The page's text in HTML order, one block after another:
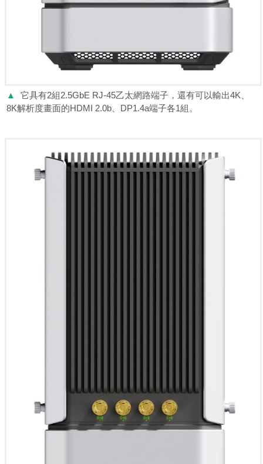
▲
它具有2組2.5GbE RJ-45乙太網路端子，還有可以輸出4K、
8K解析度畫面的HDMI 2.0b、DP1.4a端子各1組。